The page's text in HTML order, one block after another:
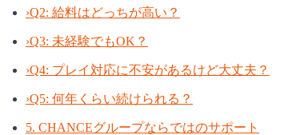
›Q2: 給料はどっちが高い？
›Q3: 未経験でもOK？
›Q4: プレイ対応に不安があるけど大丈夫？
›Q5: 何年くらい続けられる？
5. CHANCEグループならではのサポート